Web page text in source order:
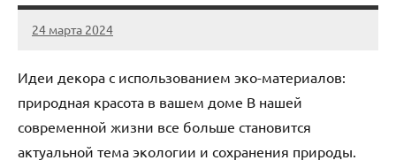
24 марта 2024
stroyka_sl_r
Нет
Идеи декора с использованием эко-материалов:
природная красота в вашем доме В нашей
современной жизни все больше становится
актуальной тема экологии и сохранения природы.